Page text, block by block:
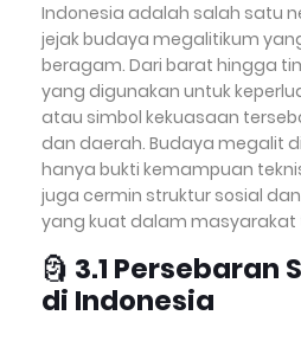
Indonesia adalah salah satu
jejak budaya megalitikum
beragam. Dari barat hingga
yang digunakan untuk
atau simbol kekuasaan
dan daerah. Budaya megalit
hanya bukti kemampuan
juga cermin struktur sosial
yang kuat dalam masyarakat
🗿 3.1 Persebaran
di Indonesia